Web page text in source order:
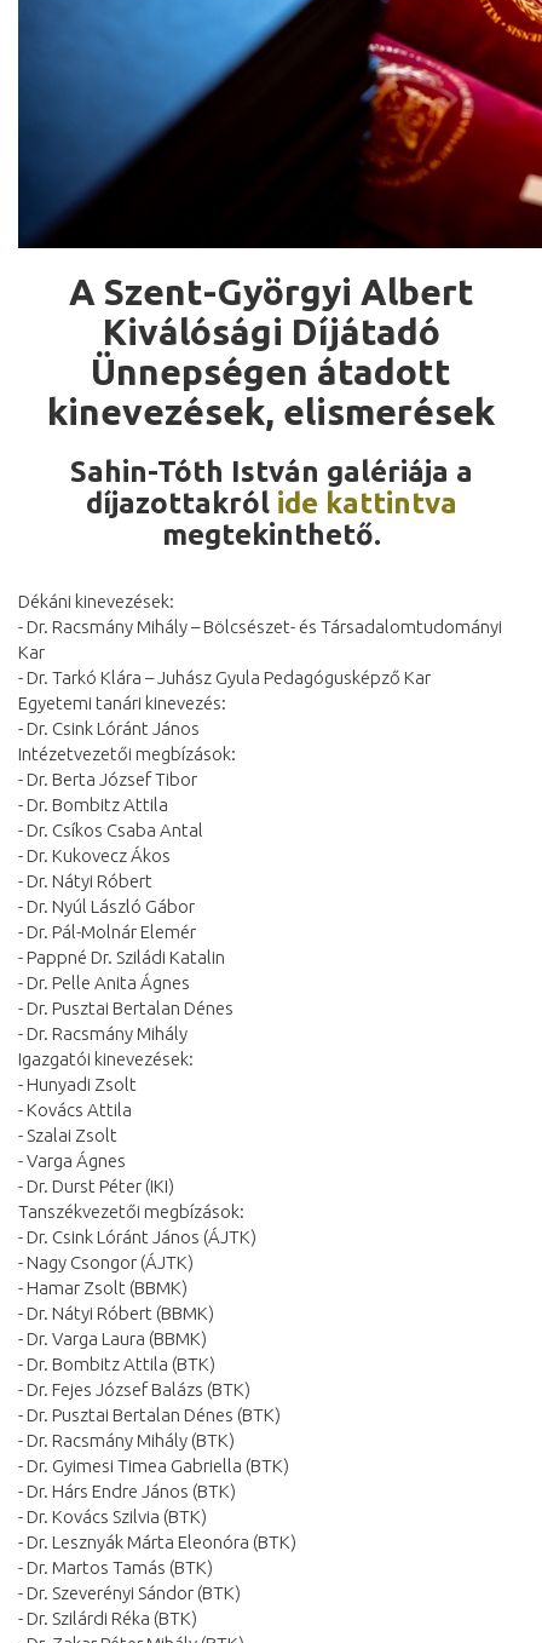
A Szent-Györgyi Albert
Kiválósági Díjátadó
Ünnepségen átadott
kinevezések, elismerések
Sahin-Tóth István galériája a
díjazottakról ide kattintva
megtekinthető.
Dékáni kinevezések:
- Dr. Racsmány Mihály – Bölcsészet- és Társadalomtudományi
Kar
- Dr. Tarkó Klára – Juhász Gyula Pedagógusképző Kar
Egyetemi tanári kinevezés:
- Dr. Csink Lóránt János
Intézetvezetői megbízások:
- Dr. Berta József Tibor
- Dr. Bombitz Attila
- Dr. Csíkos Csaba Antal
- Dr. Kukovecz Ákos
- Dr. Nátyi Róbert
- Dr. Nyúl László Gábor
- Dr. Pál-Molnár Elemér
- Pappné Dr. Sziládi Katalin
- Dr. Pelle Anita Ágnes
- Dr. Pusztai Bertalan Dénes
- Dr. Racsmány Mihály
Igazgatói kinevezések:
- Hunyadi Zsolt
- Kovács Attila
- Szalai Zsolt
- Varga Ágnes
- Dr. Durst Péter (IKI)
Tanszékvezetői megbízások:
- Dr. Csink Lóránt János (ÁJTK)
- Nagy Csongor (ÁJTK)
- Hamar Zsolt (BBMK)
- Dr. Nátyi Róbert (BBMK)
- Dr. Varga Laura (BBMK)
- Dr. Bombitz Attila (BTK)
- Dr. Fejes József Balázs (BTK)
- Dr. Pusztai Bertalan Dénes (BTK)
- Dr. Racsmány Mihály (BTK)
- Dr. Gyimesi Timea Gabriella (BTK)
- Dr. Hárs Endre János (BTK)
- Dr. Kovács Szilvia (BTK)
- Dr. Lesznyák Márta Eleonóra (BTK)
- Dr. Martos Tamás (BTK)
- Dr. Szeverényi Sándor (BTK)
- Dr. Szilárdi Réka (BTK)